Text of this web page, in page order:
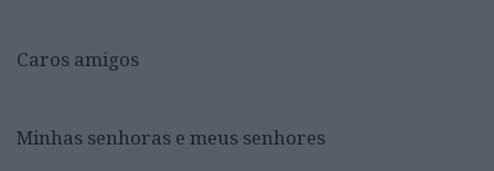
Caros amigos
Minhas senhoras e meus senhores